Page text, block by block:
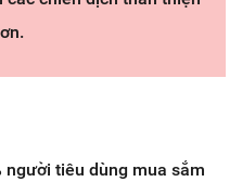
người tiêu dùng mua sắm